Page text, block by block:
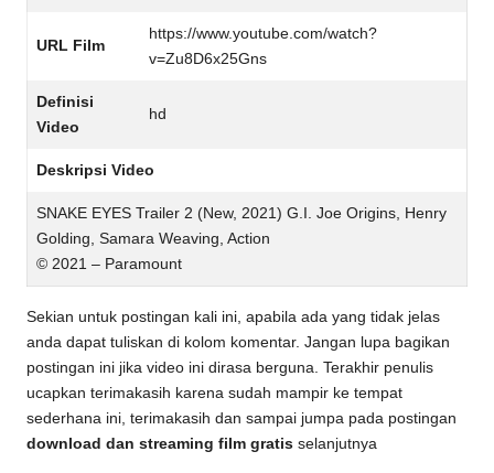
URL Film
https://www.youtube.com/watch?
v=Zu8D6x25Gns
Definisi
Video
hd
Deskripsi Video
SNAKE EYES Trailer 2 (New, 2021) G.I. Joe Origins, Henry
Golding, Samara Weaving, Action
© 2021 – Paramount
Sekian untuk postingan kali ini, apabila ada yang tidak jelas
anda dapat tuliskan di kolom komentar. Jangan lupa bagikan
postingan ini jika video ini dirasa berguna. Terakhir penulis
ucapkan terimakasih karena sudah mampir ke tempat
sederhana ini, terimakasih dan sampai jumpa pada postingan
download dan streaming film gratis selanjutnya